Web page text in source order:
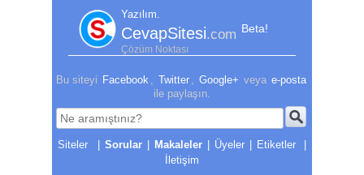
Yazılım.
CevapSitesi.com Beta!
Çözüm Noktası
Bu siteyi Facebook Twitter Google+ veya e-posta
ile paylaşın.
| Sorular | Makaleler | Üyeler | Etiketler
|
İletişim